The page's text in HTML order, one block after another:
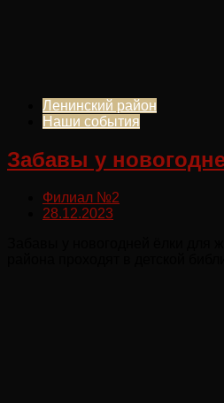
Ленинский район
Наши события
Забавы у
Филиал №2
28.12.2023